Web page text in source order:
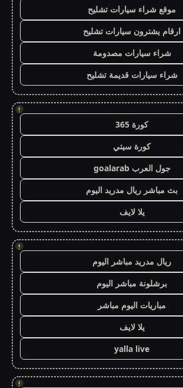
موقع شراء سيارات تشليح
ارقام يشترون سيارات تشليح
شراء سيارات مصدومة
شراء سيارات قديمة تشليح
!
كورة 365
كورة سيتي
جول العرب goalarab
بث مباشر ريال مدريد اليوم
يلا لايف
!
ريال مدريد مباشر اليوم
برشلونة مباشر اليوم
مباريات اليوم مباشر
يلا لايف
yalla live
!